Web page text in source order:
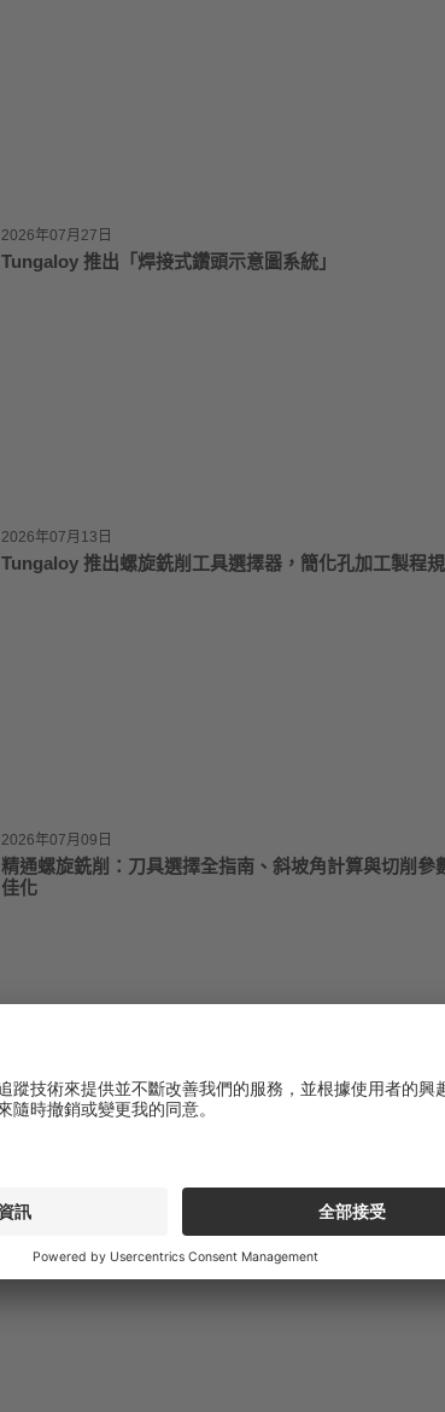
2026年07月27日
Tungaloy 推出「焊接式鑽頭示意圖系統」
2026年07月13日
Tungaloy 推出螺旋銑削工具選擇器，簡化孔加工製程
2026年07月09日
精通螺旋銑削：刀具選擇全指南、斜坡角計算與切削參
佳化